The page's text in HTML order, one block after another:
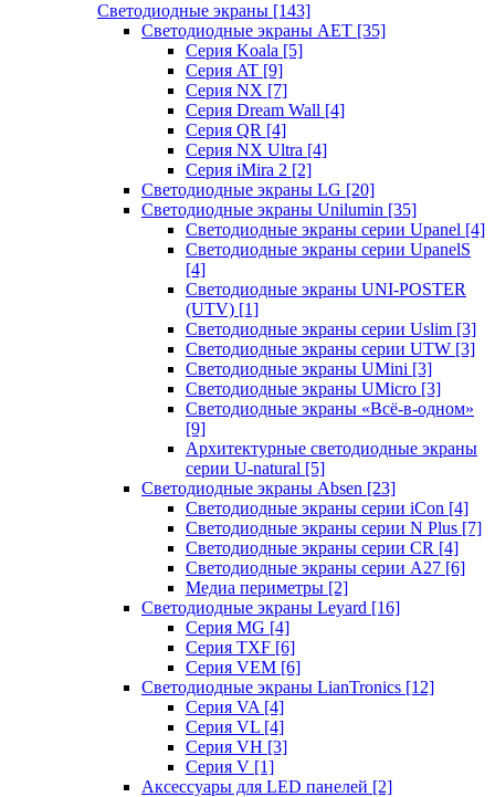
Светодиодные экраны [143]
Светодиодные экраны AET [35]
Cерия Koala [5]
Серия AT [9]
Серия NX [7]
Серия Dream Wall [4]
Серия QR [4]
Серия NX Ultra [4]
Серия iMira 2 [2]
Светодиодные экраны LG [20]
Светодиодные экраны Unilumin [35]
Светодиодные экраны серии Upanel [4]
Светодиодные экраны серии UpanelS
[4]
Светодиодные экраны UNI-POSTER
(UTV) [1]
Светодиодные экраны серии Uslim [3]
Светодиодные экраны серии UTW [3]
Светодиодные экраны UMini [3]
Светодиодные экраны UMicro [3]
Светодиодные экраны «Всё-в-одном»
[9]
Архитектурные светодиодные экраны
серии U-natural [5]
Светодиодные экраны Absen [23]
Светодиодные экраны серии iCon [4]
Светодиодные экраны серии N Plus [7]
Светодиодные экраны серии CR [4]
Светодиодные экраны серии А27 [6]
Медиа периметры [2]
Светодиодные экраны Leyard [16]
Серия MG [4]
Серия TXF [6]
Серия VEM [6]
Светодиодные экраны LianTronics [12]
Серия VA [4]
Серия VL [4]
Серия VH [3]
Серия V [1]
Аксессуары для LED панелей [2]